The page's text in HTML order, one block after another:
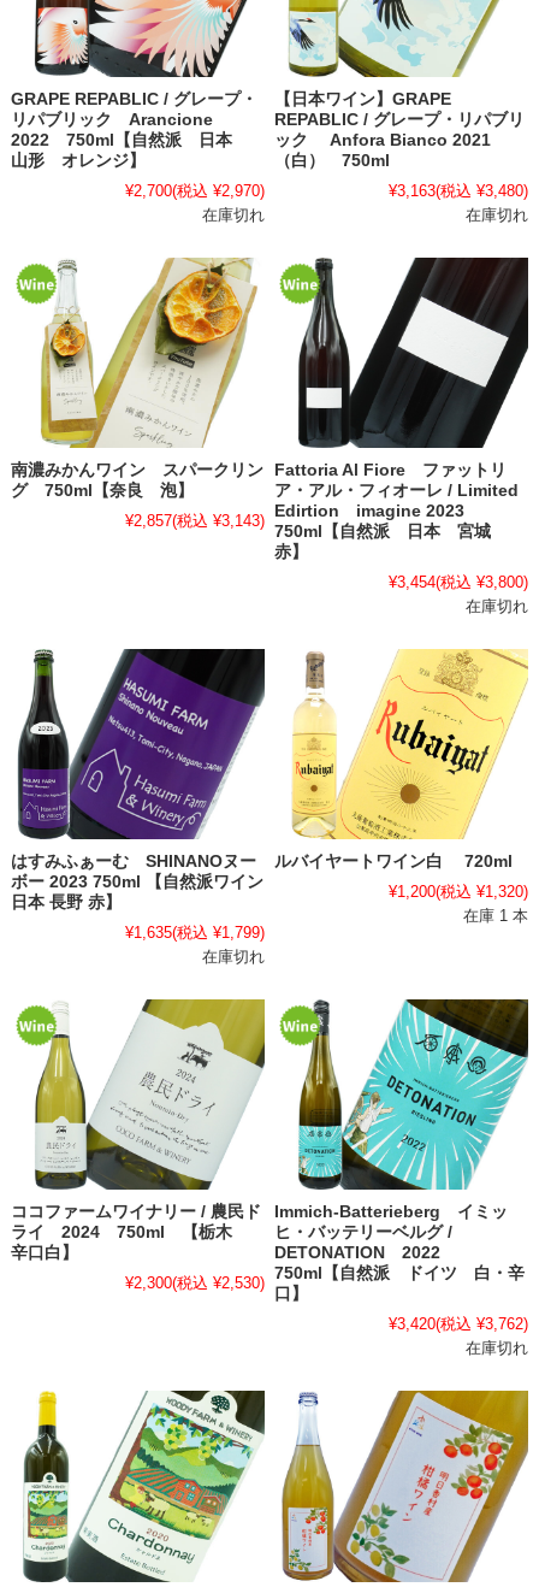
GRAPE REPABLIC / グレープ・
リパブリック Arancione
2022 750ml【自然派 日本
山形 オレンジ】
¥2,700(税込 ¥2,970)
在庫切れ
【日本ワイン】GRAPE
REPABLIC / グレープ・リパブリ
ック Anfora Bianco 2021
（白） 750ml
¥3,163(税込 ¥3,480)
在庫切れ
南濃みかんワイン スパークリン
グ 750ml【奈良 泡】
¥2,857(税込 ¥3,143)
Fattoria Al Fiore ファットリ
ア・アル・フィオーレ / Limited
Edirtion imagine 2023
750ml【自然派 日本 宮城
赤】
¥3,454(税込 ¥3,800)
在庫切れ
はすみふぁーむ SHINANOヌー
ボー 2023 750ml 【自然派ワイン
日本 長野 赤】
¥1,635(税込 ¥1,799)
在庫切れ
ルバイヤートワイン白 720ml
¥1,200(税込 ¥1,320)
在庫 1 本
ココファームワイナリー / 農民ド
ライ 2024 750ml 【栃木
辛口白】
¥2,300(税込 ¥2,530)
Immich-Batterieberg イミッ
ヒ・バッテリーベルグ /
DETONATION 2022
750ml【自然派 ドイツ 白・辛
口】
¥3,420(税込 ¥3,762)
在庫切れ